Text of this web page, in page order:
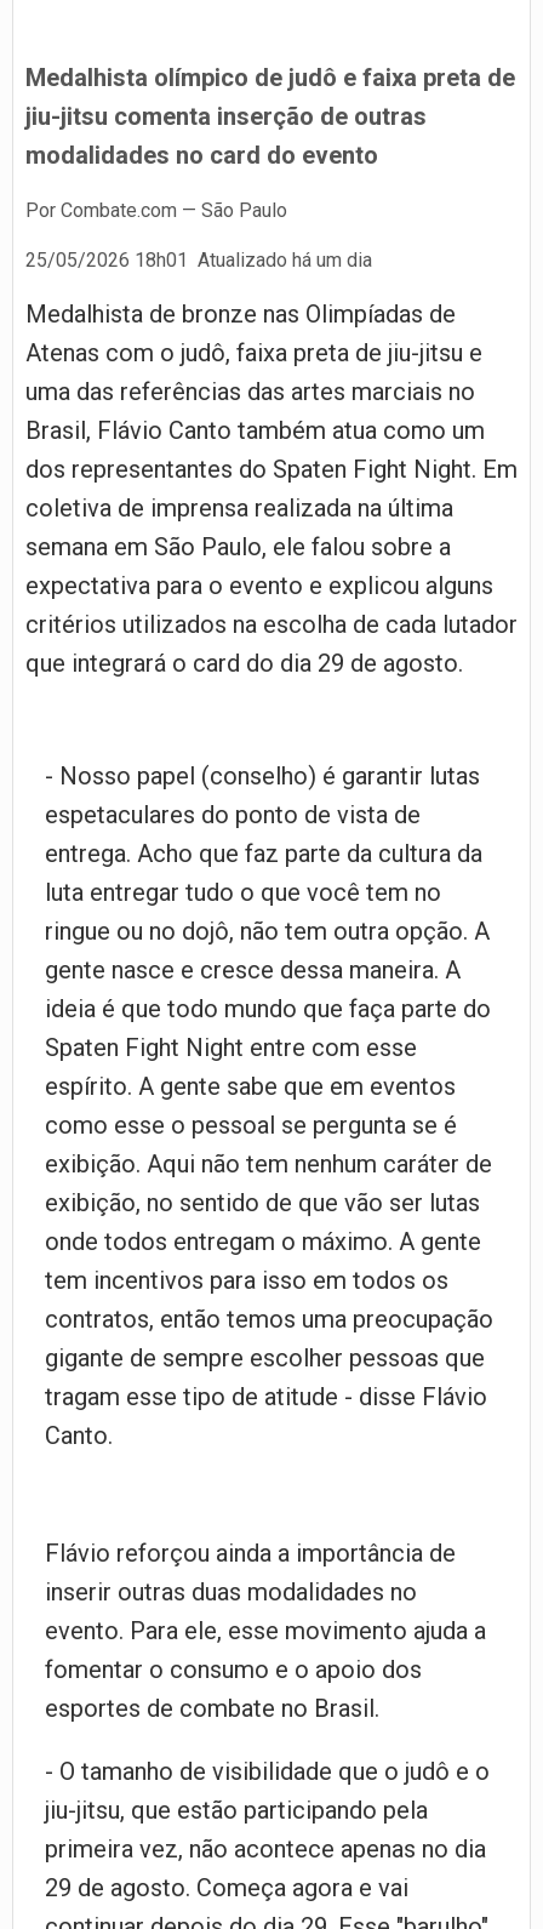
Medalhista olímpico de judô e faixa preta de
jiu-jitsu comenta inserção de outras
modalidades no card do evento
Por Combate.com — São Paulo
25/05/2026 18h01 Atualizado há um dia
Medalhista de bronze nas Olimpíadas de
Atenas com o judô, faixa preta de jiu-jitsu e
uma das referências das artes marciais no
Brasil, Flávio Canto também atua como um
dos representantes do Spaten Fight Night. Em
coletiva de imprensa realizada na última
semana em São Paulo, ele falou sobre a
expectativa para o evento e explicou alguns
critérios utilizados na escolha de cada lutador
que integrará o card do dia 29 de agosto.
- Nosso papel (conselho) é garantir lutas
espetaculares do ponto de vista de
entrega. Acho que faz parte da cultura da
luta entregar tudo o que você tem no
ringue ou no dojô, não tem outra opção. A
gente nasce e cresce dessa maneira. A
ideia é que todo mundo que faça parte do
Spaten Fight Night entre com esse
espírito. A gente sabe que em eventos
como esse o pessoal se pergunta se é
exibição. Aqui não tem nenhum caráter de
exibição, no sentido de que vão ser lutas
onde todos entregam o máximo. A gente
tem incentivos para isso em todos os
contratos, então temos uma preocupação
gigante de sempre escolher pessoas que
tragam esse tipo de atitude - disse Flávio
Canto.
Flávio reforçou ainda a importância de
inserir outras duas modalidades no
evento. Para ele, esse movimento ajuda a
fomentar o consumo e o apoio dos
esportes de combate no Brasil.
- O tamanho de visibilidade que o judô e o
jiu-jitsu, que estão participando pela
primeira vez, não acontece apenas no dia
29 de agosto. Começa agora e vai